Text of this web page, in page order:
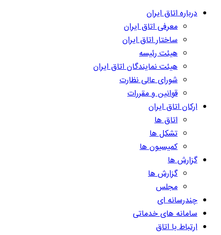
درباره اتاق ایران
معرفی اتاق ایران
ساختار اتاق ایران
هیئت رئیسه
هیئت نمایندگان اتاق ایران
شورای عالی نظارت
قوانین و مقررات
ارکان اتاق ایران
اتاق ها
تشکل ها
کمیسیون ها
گزارش ها
گزارش ها
مجلس
چندرسانه ای
سامانه های خدماتی
ارتباط با اتاق